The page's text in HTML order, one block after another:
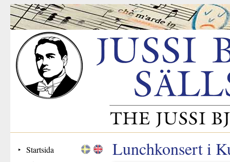
Startsida
Lunchkonsert i